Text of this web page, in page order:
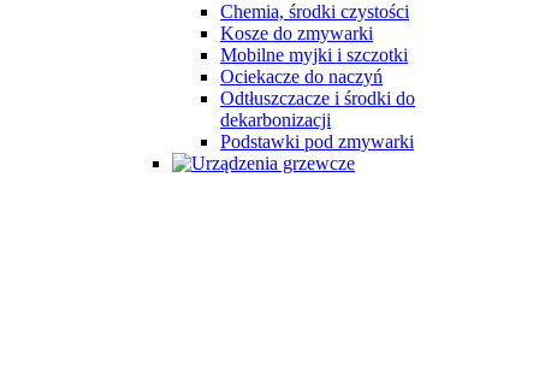
Chemia, środki czystości
Kosze do zmywarki
Mobilne myjki i szczotki
Ociekacze do naczyń
Odtłuszczacze i środki do
dekarbonizacji
Podstawki pod zmywarki